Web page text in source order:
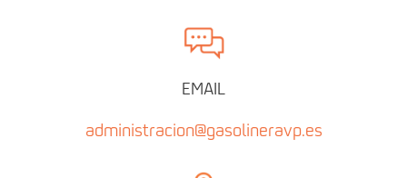
EMAIL
administracion@gasolineravp.es